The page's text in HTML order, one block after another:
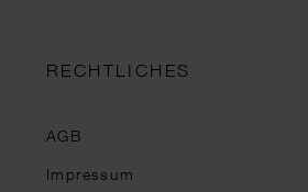
RECHTLICHES
AGB
Impressum